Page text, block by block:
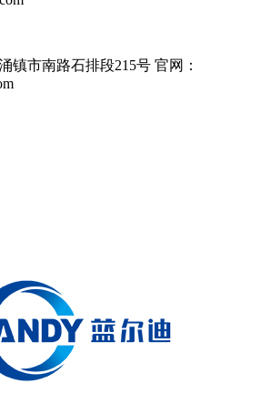
镇市南路石排段215号 官网：